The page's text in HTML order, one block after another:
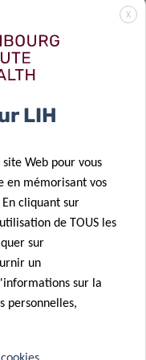
fait avancer le
diagnostic de
Parkinson
Création d’un
Luxembourg :
le LIH et Expon
Capital
accord de
collaboration
02 Mai 2023
Un algorithme
learning »
X
LIH
Web pour vous
en mémorisant vos
cliquant sur
de TOUS les
sur
un
sur la
personnelles,